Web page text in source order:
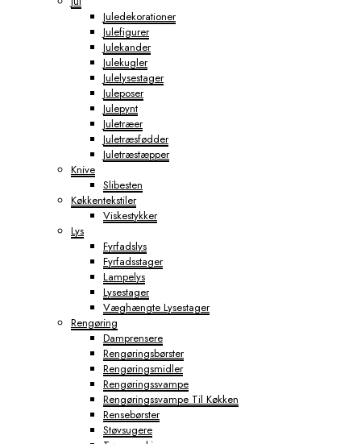
Juledekorationer
Julefigurer
Julekander
Julekugler
Julelysestager
Juleposer
Julepynt
Juletræer
Juletræsfødder
Juletræstæpper
Knive
Slibesten
Køkkentekstiler
Viskestykker
Lys
Fyrfadslys
Fyrfadsstager
Lampelys
Lysestager
Væghængte Lysestager
Rengøring
Damprensere
Rengøringsbørster
Rengøringsmidler
Rengøringssvampe
Rengøringssvampe Til Køkken
Rensebørster
Støvsugere